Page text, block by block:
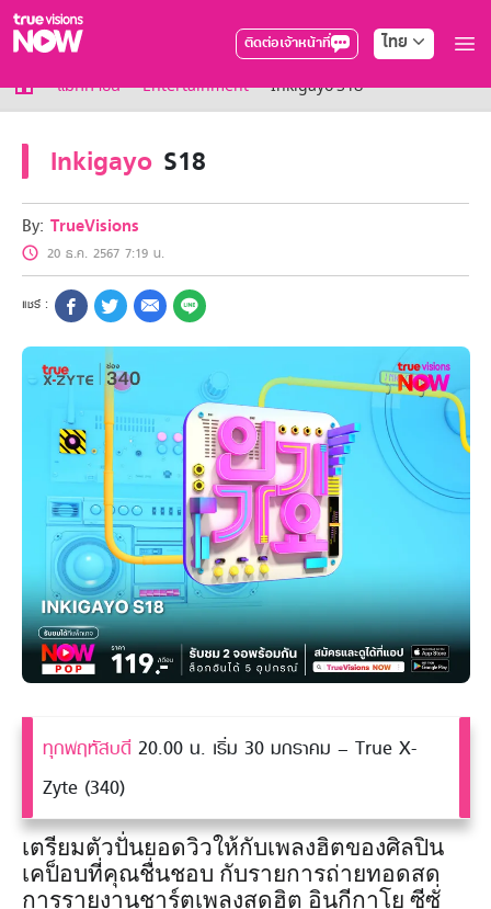
ติดต่อเจ้าหน้าที่ ไทย
True AF2026
แพ็กเกจ
NOW SPORTS
NOW Muay Thai
แพ็กเกจทรูวิชันส์นาวทั้งหมด
เคเบิลและจานดาวเทียม
สิทธิพิเศษ
สิทธิพิเศษลูกค้าทรูวิชั่นส์
HoReCa
แพ็กเกจสำหรับผู้ประกอบการ
หาร้านร่วมรายการ
FAQs
แม็กกาซีน Entertainment Inkigayo S18
Inkigayo S18
By: TrueVisions
20 ธ.ค. 2567 7:19 น.
ทุกพฤหัสบดี 20.00 น. เริ่ม 30 มกราคม – True X-
Zyte (340)
เตรียมตัวปั่นยอดวิวให้กับเพลงฮิตของศิลปิน
เคป็อบที่คุณชื่นชอบ กับรายการถ่ายทอดสด
การรายงานชาร์ตเพลงสุดฮิต อินกีกาโย ซีซั่